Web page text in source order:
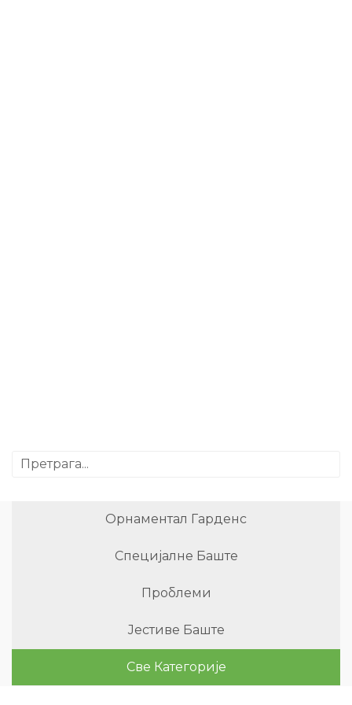
Орнаментал Гарденс
Специјалне Баште
Проблеми
Јестиве Баште
Све Категорије